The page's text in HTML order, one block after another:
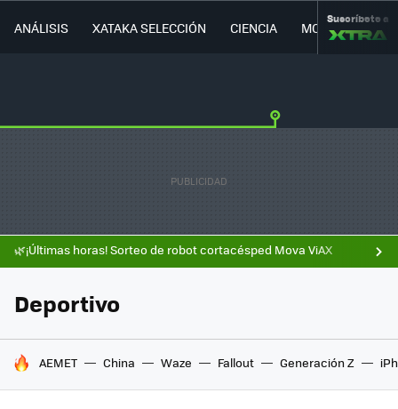
ANÁLISIS XATAKA SELECCIÓN CIENCIA MOVILIDAD
Suscríbete a
🌿¡Últimas horas! Sorteo de robot cortacésped Mova ViAX
Deportivo
HOY SE HABLA DE
AEMET China Waze Fallout Generación Z